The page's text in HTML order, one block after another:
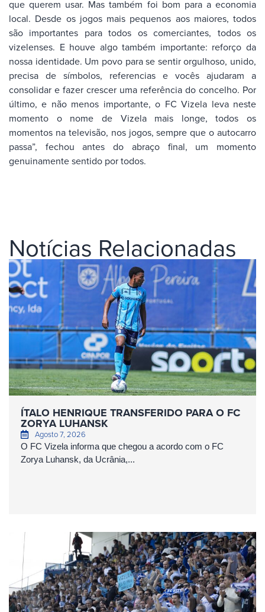
que querem usar. Mas também foi bom para a economia
local. Desde os jogos mais pequenos aos maiores, todos
são importantes para todos os comerciantes, todos os
vizelenses. E houve algo também importante: reforço da
nossa identidade. Um povo para se sentir orgulhoso, unido,
precisa de símbolos, referencias e vocês ajudaram a
consolidar e fazer crescer uma referência do concelho. Por
último, e não menos importante, o FC Vizela leva neste
momento o nome de Vizela mais longe, todos os
momentos na televisão, nos jogos, sempre que o autocarro
passa”, fechou antes do abraço final, um momento
genuinamente sentido por todos.
Notícias Relacionadas
ÍTALO HENRIQUE TRANSFERIDO PARA O FC
ZORYA LUHANSK
Agosto 7, 2026
O FC Vizela informa que chegou a acordo com o FC
Zorya Luhansk, da Ucrânia,...